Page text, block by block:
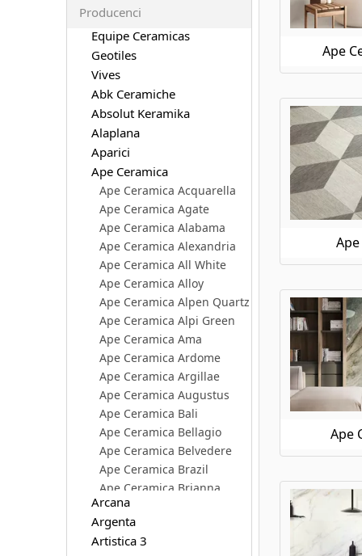
Ape
Ape
Producenci
Equipe Ceramicas
Geotiles
Vives
Abk Ceramiche
Absolut Keramika
Alaplana
Aparici
Ape Ceramica
Ape Ceramica Acquarella
Ape Ceramica Agate
Ape Ceramica Alabama
Ape Ceramica Alexandria
Ape Ceramica All White
Ape Ceramica Alloy
Ape Ceramica Alpen Quartz
Ape Ceramica Alpi Green
Ape Ceramica Ama
Ape Ceramica Ardome
Ape Ceramica Argillae
Ape Ceramica Augustus
Ape Ceramica Bali
Ape Ceramica Bellagio
Ape Ceramica Belvedere
Ape Ceramica Brazil
Ape Ceramica Brianna
Ape Ceramica Caprice
Arcana
Argenta
Artistica 3